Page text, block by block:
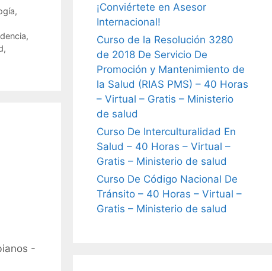
,
,
,
-
¡Conviértete en Asesor
Internacional!
Curso de la Resolución 3280
de 2018 De Servicio De
Promoción y Mantenimiento de
la Salud (RIAS PMS) – 40 Horas
– Virtual – Gratis – Ministerio
de salud
Curso De Interculturalidad En
Salud – 40 Horas – Virtual –
Gratis – Ministerio de salud
Curso De Código Nacional De
Tránsito – 40 Horas – Virtual –
Gratis – Ministerio de salud